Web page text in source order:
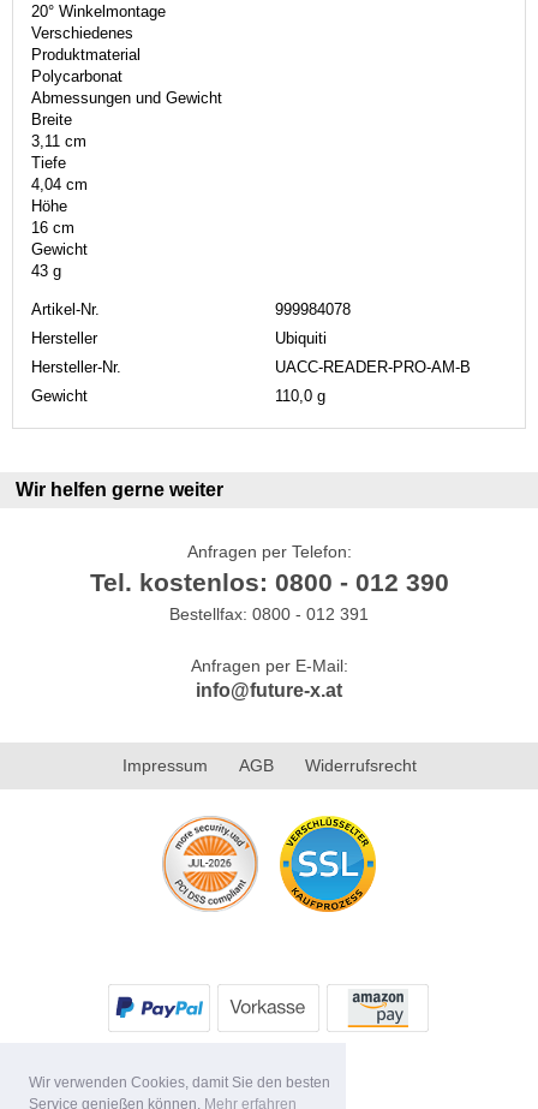
Wir verwenden Cookies, damit Sie den besten
Service genießen können. Mehr erfahren
20° Winkelmontage
Verschiedenes
Produktmaterial
Polycarbonat
Abmessungen und Gewicht
Breite
3,11 cm
Tiefe
4,04 cm
Höhe
16 cm
Gewicht
43 g
Artikel-Nr.
999984078
Hersteller
Ubiquiti
Hersteller-Nr.
UACC-READER-PRO-AM-B
Gewicht
110,0 g
Wir helfen gerne weiter
Anfragen per Telefon:
Tel. kostenlos: 0800 - 012 390
Bestellfax: 0800 - 012 391
Anfragen per E-Mail:
info@future-x.at
Impressum AGB Widerrufsrecht